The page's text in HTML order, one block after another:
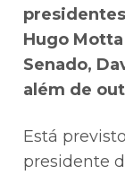
Hugo
Senado,
além de
Está
presidente